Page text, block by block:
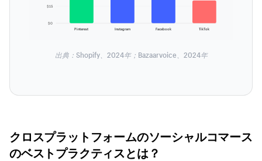
$0
$15
Pinterest Instagram Facebook TikTok
出典：Shopify、2024年；Bazaarvoice、2024年
クロスプラットフォームのソーシャルコマース
のベストプラクティスとは？